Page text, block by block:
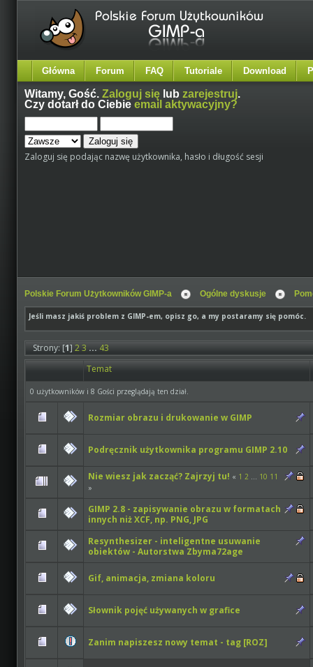
Główna Forum FAQ Tutoriale Download
Witamy, Gość. Zaloguj się lub zarejestruj.
Czy dotarł do Ciebie email aktywacyjny?
Zaloguj się podając nazwę użytkownika, hasło i długość sesji
Polskie Forum Użytkowników GIMP-a Ogólne dyskusje
Jeśli masz jakiś problem z GIMP-em, opisz go, a my postaramy się pomóc.
Strony: [1]23...43
Temat
0 użytkowników i 8 Gości przeglądają ten dział.
Rozmiar obrazu i drukowanie w GIMP
Podręcznik użytkownika programu GIMP 2.10
Nie wiesz jak zacząć? Zajrzyj tu! « 1 2 ... 10 11
»
GIMP 2.8 - zapisywanie obrazu w formatach
innych niż XCF, np. PNG, JPG
Resynthesizer - inteligentne usuwanie
obiektów - Autorstwa Zbyma72age
Gif, animacja, zmiana koloru
Słownik pojęć używanych w grafice
Zanim napiszesz nowy temat - tag [ROZ]